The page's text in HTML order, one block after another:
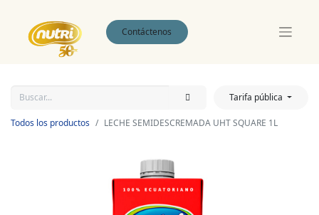
Contáctenos
Tarifa pública
Todos los productos LECHE SEMIDESCREMADA UHT SQUARE 1L